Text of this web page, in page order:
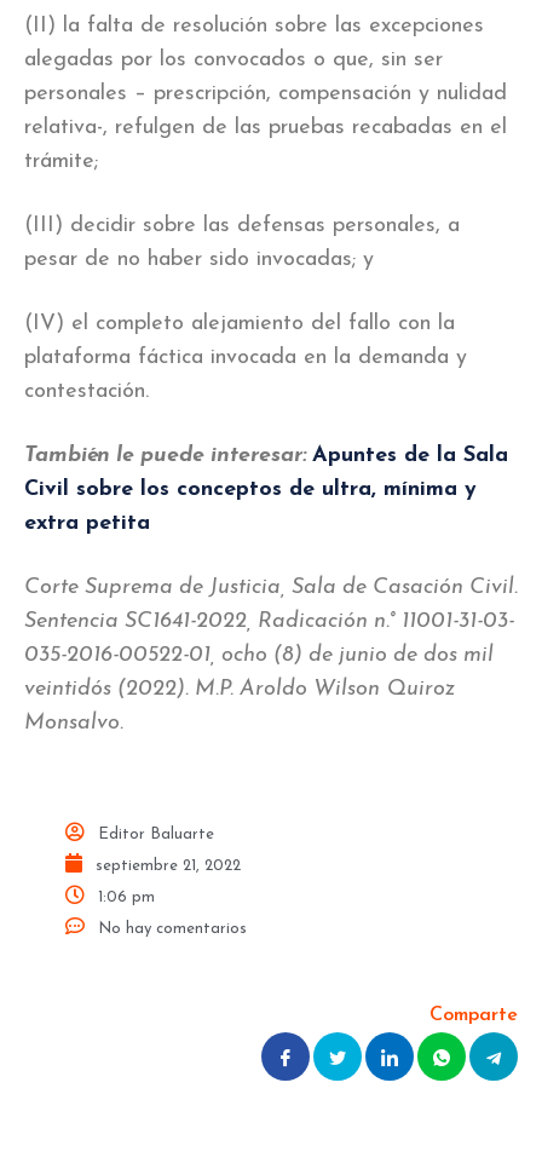
(II) la falta de resolución sobre las excepciones
alegadas por los convocados o que, sin ser
personales – prescripción, compensación y nulidad
relativa-, refulgen de las pruebas recabadas en el
trámite;
(III) decidir sobre las defensas personales, a
pesar de no haber sido invocadas; y
(IV) el completo alejamiento del fallo con la
plataforma fáctica invocada en la demanda y
contestación.
También le puede interesar: Apuntes de la Sala
Civil sobre los conceptos de ultra, mínima y
extra petita
Corte Suprema de Justicia, Sala de Casación Civil.
Sentencia SC1641-2022, Radicación n.° 11001-31-03-
035-2016-00522-01, ocho (8) de junio de dos mil
veintidós (2022). M.P. Aroldo Wilson Quiroz
Monsalvo.
Editor Baluarte
septiembre 21, 2022
1:06 pm
No hay comentarios
Comparte